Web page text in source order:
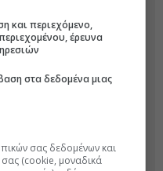
και περιεχόμενο,
έρευνα
στα δεδομένα μιας
σας δεδομένων και
(cookie, μοναδικά